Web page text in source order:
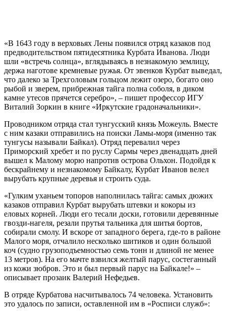
«В 1643 году в верховьях Лены появился отряд казаков под
предводительством пятидесятника Курбата Иванова. Люди
шли «встречь солнца», вглядываясь в незнакомую землицу,
держа наготове кремневые ружья. От эвенков Курбат выведал,
что далеко за Трехголовым гольцом лежит озеро, богато оно
рыбой и зверем, прибрежная тайга полна соболя, в диком
камне утесов прячется серебро», – пишет профессор ИГУ
Виталий Зоркин в книге «Иркутские градоначальники».
Проводником отряда стал тунгусский князь Можеуль. Вместе
с ним казаки отправились на поиски Ламы-моря (именно так
тунгусы называли Байкал). Отряд перевалил через
Приморский хребет и по руслу Сармы через двенадцать дней
вышел к Малому морю напротив острова Ольхон. Подойдя к
бескрайнему и незнакомому Байкалу, Курбат Иванов велел
вырубать крупные деревья и строить суда.
«Гулким уханьем топоров наполнилась тайга: самых дюжих
казаков отправил Курбат вырубать штевки и кокоры из
еловых корней. Люди его тесали доски, готовили деревянные
гвозди-нагеля, резали прутья тальника для шитья бортов,
собирали смолу. И вскоре от западного берега, где-то в районе
Малого моря, отчалило несколько шитиков и один большой
коч (судно грузоподъемностью семь тонн и длиной не менее
13 метров). На его мачте взвился желтый парус, состеганный
из кожи зюбров. Это и был первый парус на Байкале!» –
описывает прозаик Валерий Нефедьев.
В отряде Курбатова насчитывалось 74 человека. Установить
это удалось по записи, оставленной им в «Росписи служб»: